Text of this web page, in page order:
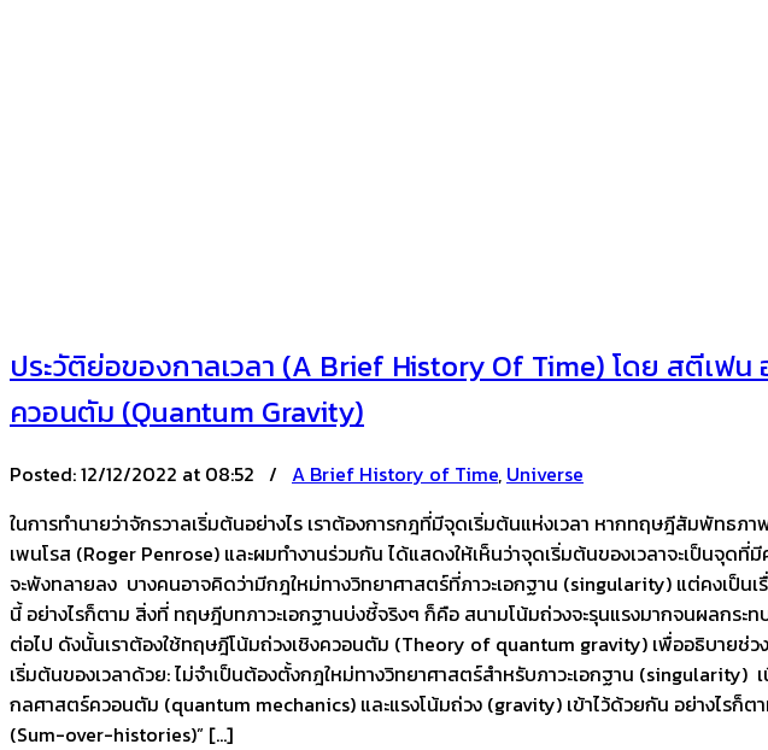
ประวัติย่อของกาลเวลา (A Brief History Of Time) โดย สตีเฟ
ควอนตัม (Quantum Gravity)
Posted:12/12/2022 at 08:52 / A Brief History of Time, Universe
ในการทำนายว่าจักรวาลเริ่มต้นอย่างไร เราต้องการกฎที่มีจุดเริ่มต้นแห่งเวลา หากทฤษฎีสัมพัท
เพนโรส (Roger Penrose) และผมทำงานร่วมกัน ได้แสดงให้เห็นว่าจุดเริ่มต้นของเวลาจะเป็น
จะพังทลายลง บางคนอาจคิดว่ามีกฎใหม่ทางวิทยาศาสตร์ที่ภาวะเอกฐาน (singularity) แต่คงเป็นเ
นี้ อย่างไรก็ตาม สิ่งที่ ทฤษฎีบทภาวะเอกฐานบ่งชี้จริงๆ ก็คือ สนามโน้มถ่วงจะรุนแรงมากจนผลก
ต่อไป ดังนั้นเราต้องใช้ทฤษฎีโน้มถ่วงเชิงควอนตัม (Theory of quantum gravity) เพื่ออธิบายช่
เริ่มต้นของเวลาด้วย: ไม่จำเป็นต้องตั้งกฎใหม่ทางวิทยาศาสตร์สำหรับภาวะเอกฐาน
กลศาสตร์ควอนตัม (quantum mechanics) และแรงโน้มถ่วง (gravity) เข้าไว้ด้วยกัน อย่างไรก็
(Sum-over-histories)” […]